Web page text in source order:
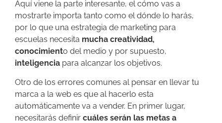
Aquí viene la parte interesante, el cómo vas a
mostrarte importa tanto como el dónde lo harás,
por lo que una estrategia de marketing para
escuelas necesita mucha creatividad,
conocimiento del medio y por supuesto,
inteligencia para alcanzar los objetivos.
Otro de los errores comunes al pensar en llevar tu
marca a la web es que al hacerlo esta
automáticamente va a vender. En primer lugar,
necesitarás definir cuáles serán las metas a